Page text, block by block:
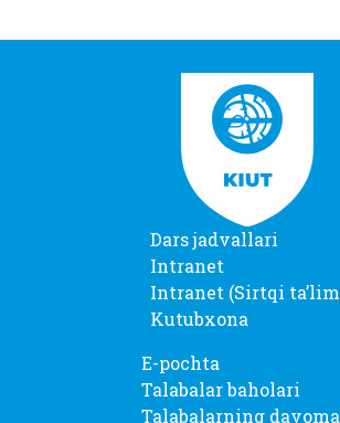
Dars jadvallari
Intranet
Intranet (Sirtqi
Kutubxona
E-pochta
Talabalar baholari
Talabalarning